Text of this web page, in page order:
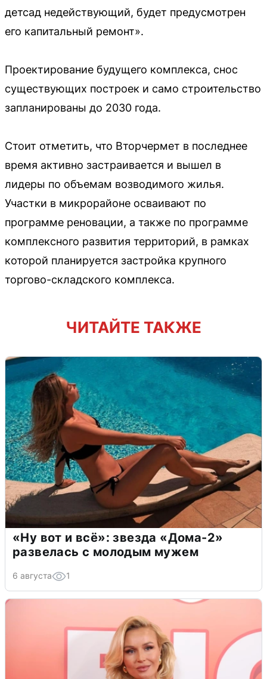
детсад недействующий, будет предусмотрен
его капитальный ремонт».
Проектирование будущего комплекса, снос
существующих построек и само строительство
запланированы до 2030 года.
Стоит отметить, что Вторчермет в последнее
время активно застраивается и вышел в
лидеры по объемам возводимого жилья.
Участки в микрорайоне осваивают по
программе реновации, а также по программе
комплексного развития территорий, в рамках
которой планируется застройка крупного
торгово-складского комплекса.
ЧИТАЙТЕ ТАКЖЕ
«Ну вот и всё»: звезда «Дома-2»
развелась с молодым мужем
6 августа 1